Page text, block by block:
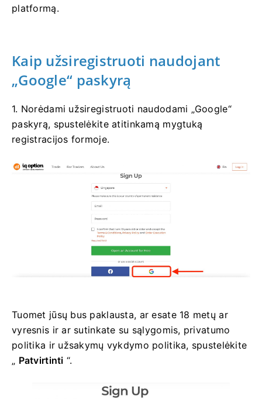
platformą.
Kaip užsiregistruoti naudojant
„Google“ paskyrą
1. Norėdami užsiregistruoti naudodami „Google“
paskyrą, spustelėkite atitinkamą mygtuką
registracijos formoje.
Tuomet jūsų bus paklausta, ar esate 18 metų ar
vyresnis ir ar sutinkate su sąlygomis, privatumo
politika ir užsakymų vykdymo politika, spustelėkite
„ Patvirtinti “.